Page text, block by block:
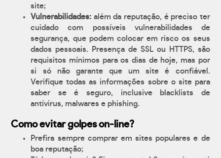
site;
Vulnerabilidades: além da reputação, é preciso ter
cuidado com possíveis vulnerabilidades de
segurança, que podem colocar em risco os seus
dados pessoais. Presença de SSL ou HTTPS, são
requisitos mínimos para os dias de hoje, mas por
si só não garante que um site é confiável.
Verifique todas as informações sobre o site para
saber se é seguro, inclusive blacklists de
antívirus, malwares e phishing.
Como evitar golpes on-line?
Prefira sempre comprar em sites populares e de
boa reputação;